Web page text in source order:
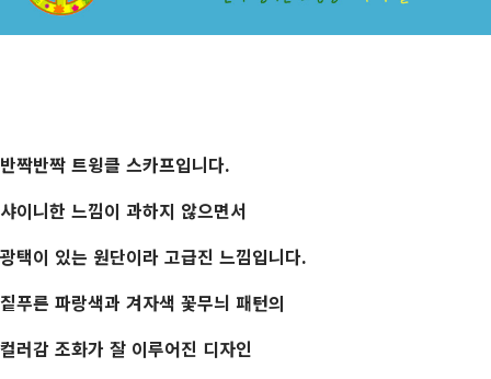
반짝반짝 트윙클 스카프입니다.
샤이니한 느낌이 과하지 않으면서
광택이 있는 원단이라 고급진 느낌입니다.
짙푸른 파랑색과 겨자색 꽃무늬 패턴의
컬러감 조화가 잘 이루어진 디자인